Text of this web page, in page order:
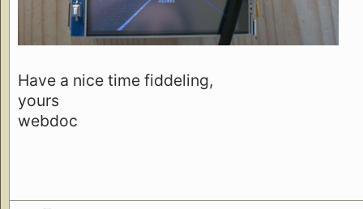
Have a nice time fiddeling,
yours
webdoc